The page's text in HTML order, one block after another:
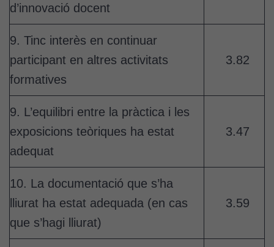
d’innovació docent
9. Tinc interès en continuar
participant en altres activitats
formatives
3.82
9. L’equilibri entre la pràctica i les
exposicions teòriques ha estat
adequat
3.47
10. La documentació que s’ha
lliurat ha estat adequada (en cas
que s’hagi lliurat)
3.59